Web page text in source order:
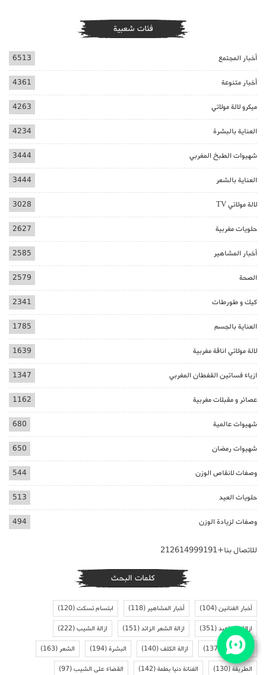
فئات شعبية
أخبار المجتمع 6513
أخبار متنوعة 4361
ميكرو لالة مولاتي 4263
العناية بالبشرة 4234
شهيوات الطبخ المغربي 3444
العناية بالشعر 3444
لالة مولاتي TV 3028
حلويات مغربية 2627
أخبار المشاهير 2585
الصحة 2579
كيك و طورطات 2341
العناية بالجسم 1785
لالة مولاتي اناقة مغربية 1639
ازياء فساتين القفطان المغربي 1347
عصائر و مقبلات مغربية 1162
شهيوات عالمية 680
شهيوات رمضان 650
وصفات لانقاص الوزن 544
حلويات العيد 513
وصفات لزيادة الوزن 494
للاتصال بنا+212614999191
كلمات البحث
أخبار الفنانين(104) أخبار المشاهير(118) ابتسام تسكت(120)
ازالة التجاعيد(351) ازالة الشعر الزائد(151) ازالة الشيب(222)
ازالة الكرش
(137) ازالة الكلف(140) البشرة(194) الشعر(163)
الطريقة(130) الفنانة دنيا بطمة(142) القضاء على الشيب(97)